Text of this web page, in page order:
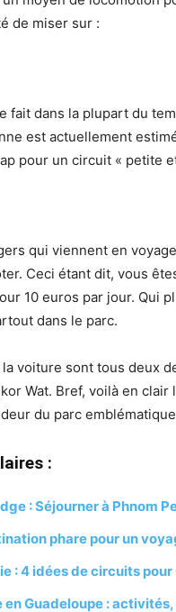
de miser sur :
fait dans la plupart du
est actuellement
pour un circuit « petite
qui viennent en
Ceci étant dit, vous
10 euros par jour. Qui
dans le parc.
voiture sont tous deux
Wat. Bref, voilà en
du parc
:
: Séjourner à Phnom
phare pour un
: 4 idées de circuits
en Guadeloupe :